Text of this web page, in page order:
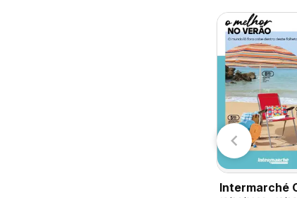
Intermarché